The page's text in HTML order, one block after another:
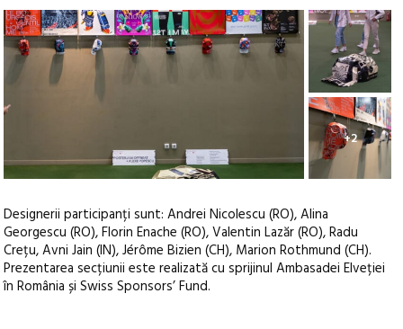
+2
Designerii participanți sunt: Andrei Nicolescu (RO), Alina
Georgescu (RO), Florin Enache (RO), Valentin Lazăr (RO), Radu
Crețu, Avni Jain (IN), Jérôme Bizien (CH), Marion Rothmund (CH).
Prezentarea secțiunii este realizată cu sprijinul Ambasadei Elveției
în România și Swiss Sponsors’ Fund.